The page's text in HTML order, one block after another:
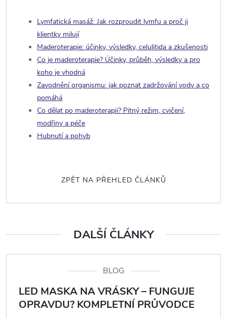
Lymfatická masáž: Jak rozproudit lymfu a proč ji
klientky milují
Maderoterapie: účinky, výsledky, celulitida a zkušenosti
Co je maderoterapie? Účinky, průběh, výsledky a pro
koho je vhodná
Zavodnění organismu: jak poznat zadržování vody a co
pomáhá
Co dělat po maderoterapii? Pitný režim, cvičení,
modřiny a péče
Hubnutí a pohyb
ZPĚT NA PŘEHLED ČLÁNKŮ
DALŠÍ ČLÁNKY
BLOG
LED MASKA NA VRÁSKY – FUNGUJE
OPRAVDU? KOMPLETNÍ PRŮVODCE